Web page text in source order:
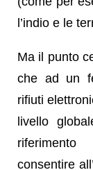
l’indio e le
Ma il punto
che ad un
rifiuti
livello
consentire